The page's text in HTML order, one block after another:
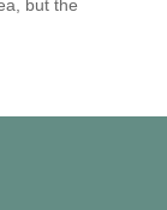
but the